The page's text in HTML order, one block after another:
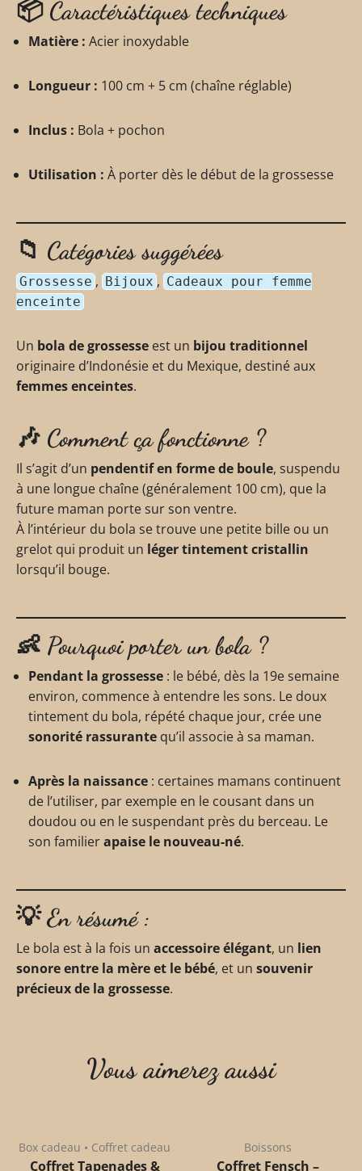
📦 Caractéristiques techniques
Matière : Acier inoxydable
Longueur : 100 cm + 5 cm (chaîne réglable)
Inclus : Bola + pochon
Utilisation : À porter dès le début de la grossesse
📁 Catégories suggérées
Grossesse , Bijoux , Cadeaux pour femme
enceinte
Un bola de grossesse est un bijou traditionnel
originaire d’Indonésie et du Mexique, destiné aux
femmes enceintes.
🎶 Comment ça fonctionne ?
Il s’agit d’un pendentif en forme de boule, suspendu
à une longue chaîne (généralement 100 cm), que la
future maman porte sur son ventre.
À l’intérieur du bola se trouve une petite bille ou un
grelot qui produit un léger tintement cristallin
lorsqu’il bouge.
👶 Pourquoi porter un bola ?
Pendant la grossesse : le bébé, dès la 19e semaine
environ, commence à entendre les sons. Le doux
tintement du bola, répété chaque jour, crée une
sonorité rassurante qu’il associe à sa maman.
Après la naissance : certaines mamans continuent
de l’utiliser, par exemple en le cousant dans un
doudou ou en le suspendant près du berceau. Le
son familierapaise le nouveau-né.
💡 En résumé :
Le bola est à la fois un accessoire élégant, un lien
sonore entre la mère et le bébé, et un souvenir
précieux de la grossesse.
Vous aimerez aussi
Box cadeau • Coffret cadeau
Coffret Tapenades &
Boissons
Coffret Fensch –